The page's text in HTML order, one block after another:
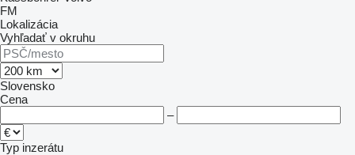
FM
Lokalizácia
Vyhľadať v okruhu
Slovensko
Cena
–
Typ inzerátu